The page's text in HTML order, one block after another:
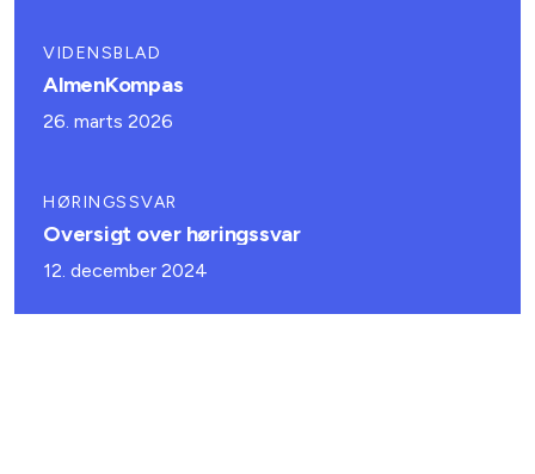
VIDENSBLAD
AlmenKompas
26. marts 2026
HØRINGSSVAR
Oversigt over høringssvar
12. december 2024